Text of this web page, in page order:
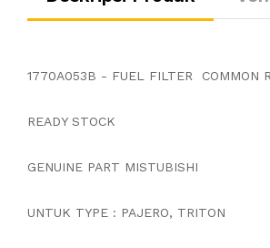
1770A053B - FUEL FILTER COMMON
READY STOCK
GENUINE PART MISTUBISHI
UNTUK TYPE : PAJERO, TRITON